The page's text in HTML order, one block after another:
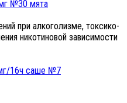
№30 мята
при алкоголизме, токсико-
никотиновой зависимости